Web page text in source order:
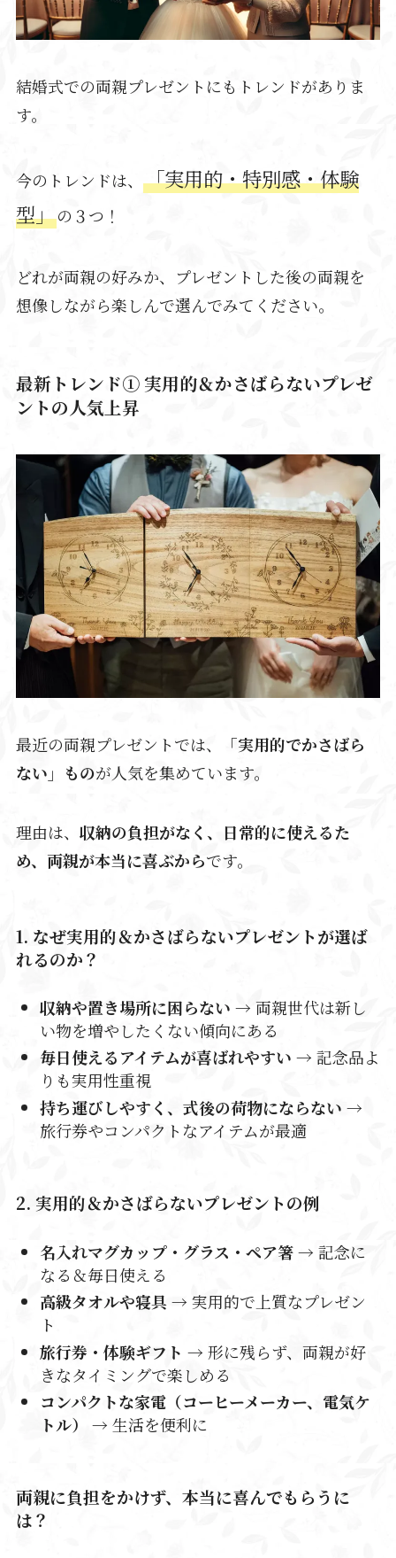
結婚式での両親プレゼントにもトレンドがありま
す。
今のトレンドは、 「実用的・特別感・体験
型」の３つ！
どれが両親の好みか、プレゼントした後の両親を
想像しながら楽しんで選んでみてください。
最新トレンド① 実用的＆かさばらないプレゼ
ントの人気上昇
最近の両親プレゼントでは、
「実用的でかさばら
ない」ものが人気を集めています。
理由は、 収納の負担がなく、日常的に使えるた
め、両親が本当に喜ぶからです。
1. なぜ実用的＆かさばらないプレゼントが選ば
れるのか？
収納や置き場所に困らない → 両親世代は新し
い物を増やしたくない傾向にある
毎日使えるアイテムが喜ばれやすい → 記念品よ
りも実用性重視
持ち運びしやすく、式後の荷物にならない →
旅行券やコンパクトなアイテムが最適
2. 実用的＆かさばらないプレゼントの例
名入れマグカップ・グラス・ペア箸→ 記念に
なる＆毎日使える
高級タオルや寝具→ 実用的で上質なプレゼン
ト
旅行券・体験ギフト → 形に残らず、両親が好
きなタイミングで楽しめる
コンパクトな家電（コーヒーメーカー、電気ケ
トル）
→ 生活を便利に
両親に負担をかけず、本当に喜んでもらうに
は？